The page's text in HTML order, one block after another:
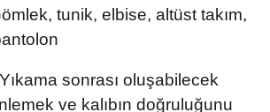
tunik, elbise, altüst takım,
Yıkama sonrası oluşabilecek
ve kalıbın doğruluğunu